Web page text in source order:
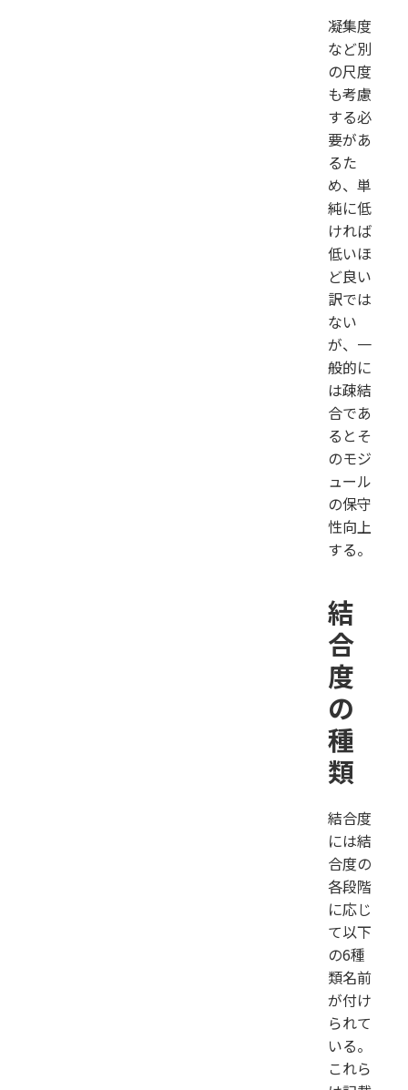
凝集度
など別
の尺度
も考慮
する必
要があ
るた
め、単
純に低
ければ
低いほ
ど良い
訳では
ない
が、一
般的に
は疎結
合であ
るとそ
のモジ
ュール
の保守
性向上
する。
結
合
度
の
種
類
結合度
には結
合度の
各段階
に応じ
て以下
の6種
類名前
が付け
られて
いる。
これら